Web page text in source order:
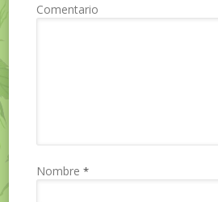
Comentario
Nombre*